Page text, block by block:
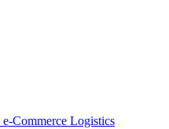
Commerce Logistics